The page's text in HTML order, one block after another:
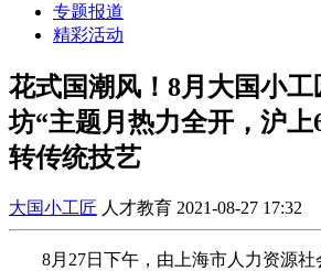
专题报道
精彩活动
花式国潮风！8月大国小工
坊“主题月热力全开，沪上
转传统技艺
大国小工匠 人才教育 2021-08-27 17:32
8月27日下午，由上海市人力资源